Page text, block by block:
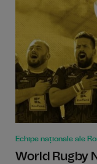
Echipe naționale ale
World Rugby